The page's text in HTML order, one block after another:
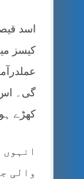
اسد
کیسز
گی۔ اس
کھڑے
والی